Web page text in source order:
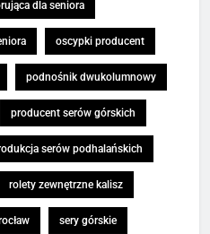
dla seniora
oscypki producent
podnośnik dwukolumnowy
producent serów górskich
serów podhalańskich
rolety zewnętrzne kalisz
sery górskie